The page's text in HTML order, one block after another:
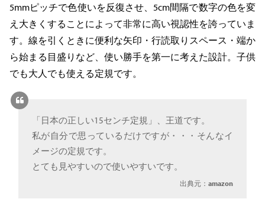
5mmピッチで色使いを反復させ、5cm間隔で数字の色を変
え大きくすることによって非常に高い視認性を誇っていま
す。線を引くときに便利な矢印・行読取りスペース・端か
ら始まる目盛りなど、使い勝手を第一に考えた設計。子供
でも大人でも使える定規です。
「日本の正しい15センチ定規」、王道です。
私が自分で思っているだけですが・・・そんなイ
メージの定規です。
とても見やすいので使いやすいです。
出典元：amazon